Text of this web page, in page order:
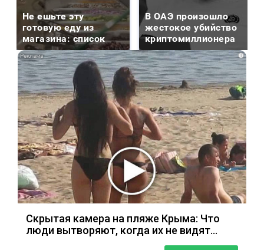
Не ешьте эту
готовую еду из
магазина: список
В ОАЭ произошло
жестокое убийство
криптомиллионера
i
Скрытая камера на пляже Крыма: Что
люди вытворяют, когда их не видят...